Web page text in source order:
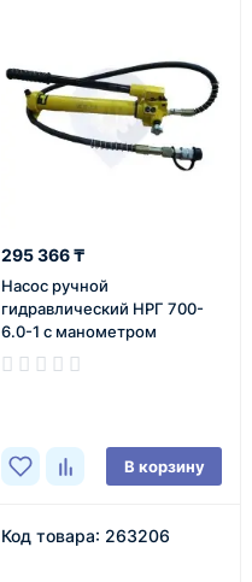
295 366 ₸
Насос ручной
гидравлический НРГ 700-
6.0-1 с манометром
В корзину
Код товара: 263206